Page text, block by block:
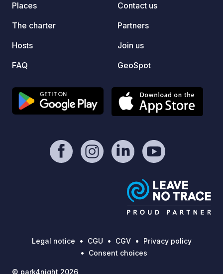
Places
The charter
Hosts
FAQ
Contact us
Partners
Join us
GeoSpot
Legal notice CGU CGV
Privacy policy
Consent choices
© park4night 2026